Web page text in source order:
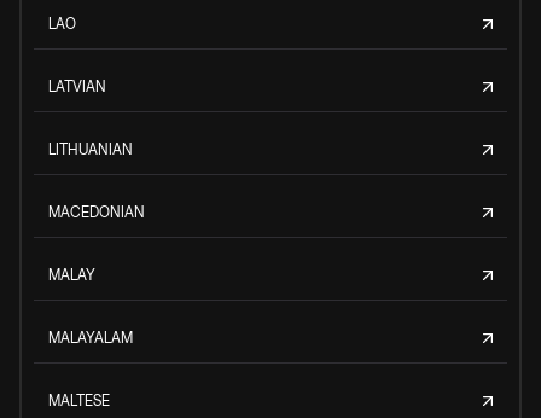
LAO
LATVIAN
LITHUANIAN
MACEDONIAN
MALAY
MALAYALAM
MALTESE